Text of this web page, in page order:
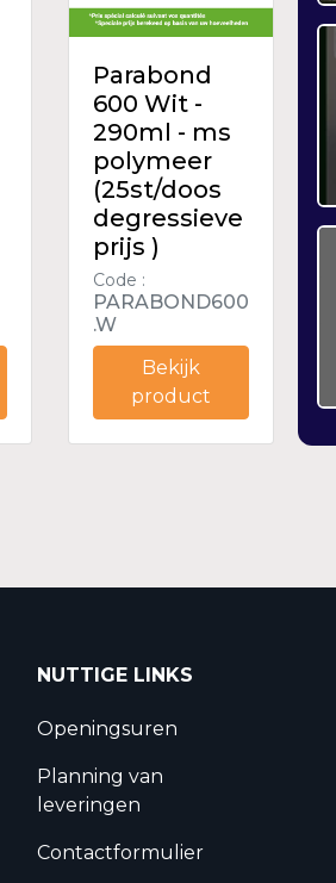
Parabond
600 Wit -
290ml - ms
polymeer
(25st/doos
degressieve
prijs )
Code :
PARABOND600
.W
Bekijk
product
NUTTIGE LINKS
Openingsuren
Planning van
leveringen
Contactformulier